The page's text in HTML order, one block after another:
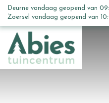
n
Deurne vandaag geopend van
Zoersel vandaag geopend van